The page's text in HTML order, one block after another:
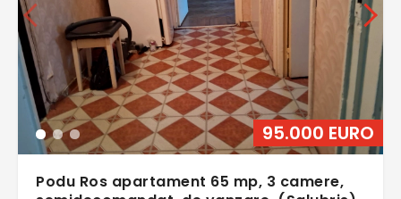
95.000 EURO
Podu Ros apartament 65 mp, 3 camere,